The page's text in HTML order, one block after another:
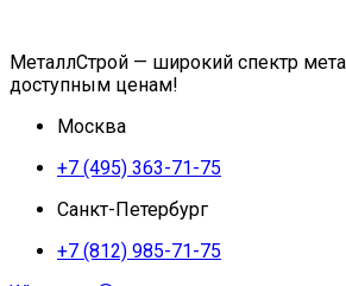
МеталлСтрой — широкий спектр
доступным ценам!
Москва
+7 (495) 363-71-75
Санкт-Петербург
+7 (812) 985-71-75